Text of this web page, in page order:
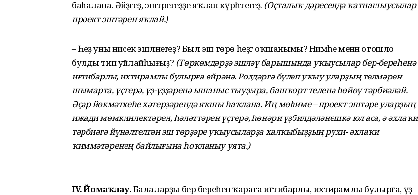
баһалана. Әйҙәгеҙ, эштәрегеҙҙе яҡлап күрһәтегеҙ. (Оҫталыҡ дәресендә ҡатнашыусылар
проект эштәрен яҡлай.)
– Һеҙ уны нисек эшләнегеҙ? Был эш төрө һеҙгә оҡшанымы? Нимәһе менән отошло
булды тип уйлайһығыҙ? (Төркөмдәрҙә эшләү барышында уҡыусылар бер-береһенә
иғтибарлы, ихтирамлы булырға өйрәнә. Ролдәргә бүлеп уҡыу уларҙың телмәрен
шымарта, үҫтерә, үҙ-үҙҙәренә ышаныс тыуҙыра, башҡорт теленә һөйөү тәрбиәләй.
Әҫәр йөкмәткеһе хәтерҙәрендә яҡшы һаҡлана. Иң мөһиме – проект эштәре уларҙың
ижади мөмкинлектәрен, һәләттәрен үҫтерә, һөнәри үҙбилдәләнешкә юл аса, ә әхлаҡи
тәрбиәгә йүнәлтелгән эш төрҙәре уҡыусыларҙа халҡыбыҙҙың рухи- әхлаҡи
ҡиммәтәренең байлығына һоҡланыу уята.)
IV.Йомғаҡлау.Балаларҙы бер береһенә ҡарата иғтибарлы, ихтирамлы булырға, үҙ